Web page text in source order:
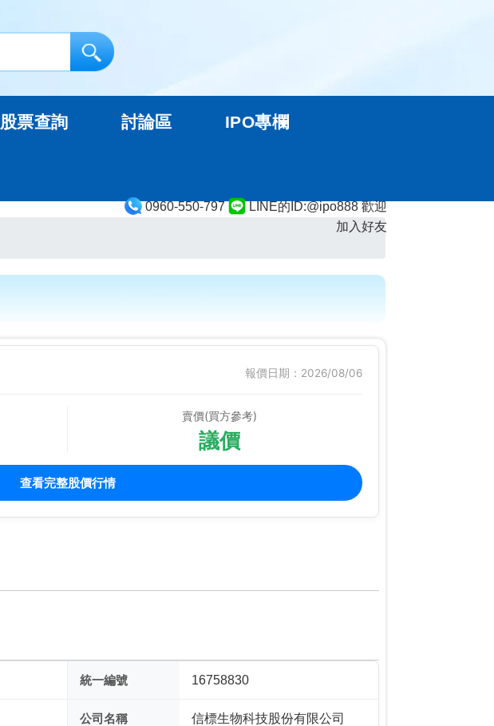
0960-550-797
LINE的ID:@ipo888 歡迎
加入好友
股票查詢 討論區 IPO專欄
報價日期：2026/08/06
賣價(買方參考)
議價
查看完整股價行情
統一編號 16758830
公司名稱 信標生物科技股份有限公司